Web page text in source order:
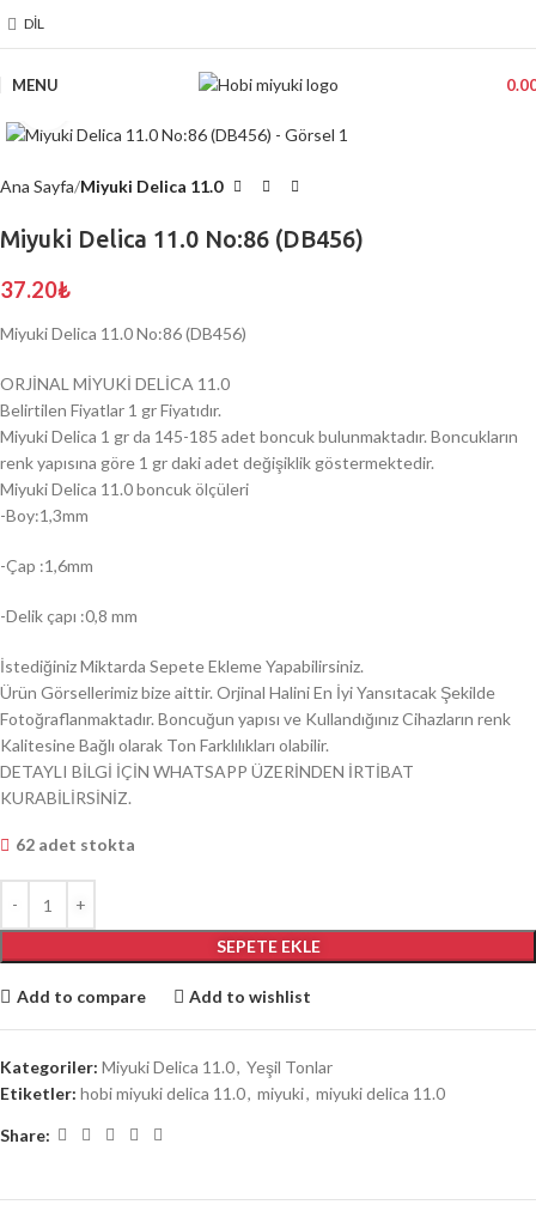
DIL
MENU
Ana Sayfa Miyuki Delica 11.0
Miyuki Delica 11.0 No:86 (DB456)
37.20₺
Miyuki Delica 11.0 No:86 (DB456)
ORJİNAL MİYUKİ DELİCA 11.0
Belirtilen Fiyatlar 1 gr Fiyatıdır.
Miyuki Delica 1 gr da 145-185 adet boncuk bulunmaktadır. Boncukların
renk yapısına göre 1 gr daki adet değişiklik göstermektedir.
Miyuki Delica 11.0 boncuk ölçüleri
-Boy:1,3mm
-Çap :1,6mm
-Delik çapı :0,8 mm
İstediğiniz Miktarda Sepete Ekleme Yapabilirsiniz.
Ürün Görsellerimiz bize aittir. Orjinal Halini En İyi Yansıtacak Şekilde
Fotoğraflanmaktadır. Boncuğun yapısı ve Kullandığınız Cihazların renk
Kalitesine Bağlı olarak Ton Farklılıkları olabilir.
DETAYLI BİLGİ İÇİN WHATSAPP ÜZERİNDEN İRTİBAT
KURABİLİRSİNİZ.
62 adet stokta
SEPETE EKLE
Add to compare Add to wishlist
Kategoriler: Miyuki Delica 11.0, Yeşil Tonlar
Etiketler: hobi miyuki delica 11.0, miyuki, miyuki delica 11.0
Share: